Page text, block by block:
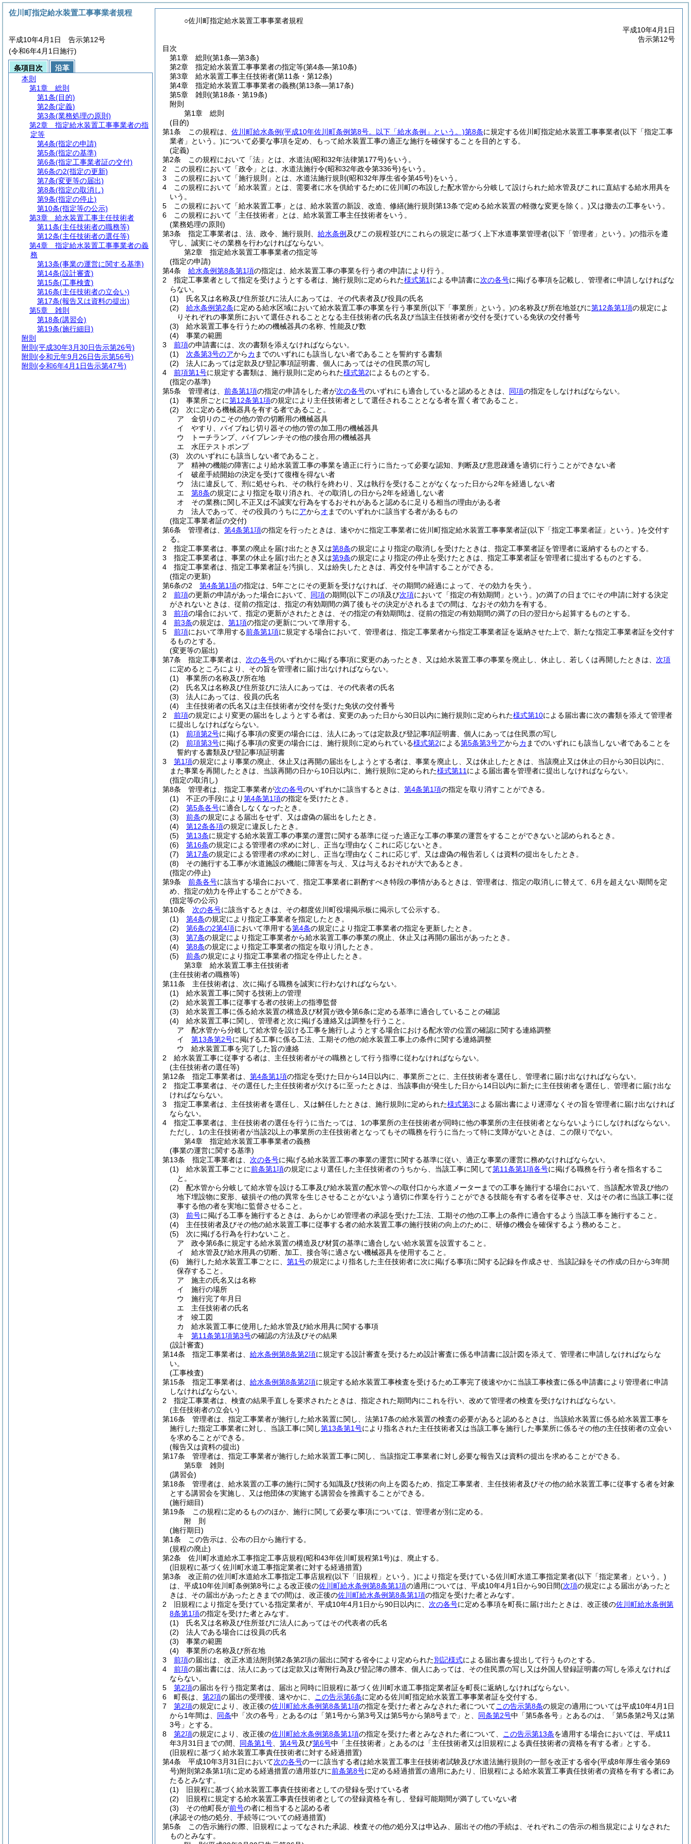
○佐川町指定給水装置工事事業者規程
平成10年4月1日
告示第12号
目次
第1章
総則 (第1条―第3条)
第2章
指定給水装置工事事業者の指定等(第4条―第10条)
第3章
給水装置工事主任技術者(第11条・第12条)
第4章
指定給水装置工事事業者の義務(第13条―第17条)
第5章
雑則 (第18条・第19条)
附則
第1章
総則
(目的)
第1条
この規程は、 佐川町給水条例(平成10年佐川町条例第8号。以下「給水条例」という。)第8条に規定する佐川町指定給水装置工事事業者(以下「指定工事
業者」という。)について必要な事項を定め、もって給水装置工事の適正な施行を確保することを目的とする。
(定義)
第2条
この規程において「法」とは、水道法(昭和32年法律第177号)をいう。
2
この規程において「政令」とは、水道法施行令(昭和32年政令第336号)をいう。
3
この規程において「施行規則」とは、水道法施行規則 (昭和32年厚生省令第45号)をいう。
4
この規程において「給水装置」とは、需要者に水を供給するために佐川町の布設した配水管から分岐して設けられた給水管及びこれに直結する給水用具を
いう。
5
この規程において「給水装置工事」とは、給水装置の新設、改造、修繕(施行規則第13条で定める給水装置の軽微な変更を除く。)又は撤去の工事をいう。
6
この規程において「主任技術者」とは、給水装置工事主任技術者をいう。
(業務処理の原則)
第3条
指定工事業者は、法、政令、施行規則、 給水条例 及びこの規程並びにこれらの規定に基づく上下水道事業管理者(以下「管理者」という。)の指示を遵
守し、誠実にその業務を行わなければならない。
第2章
指定給水装置工事事業者の指定等
(指定の申請)
第4条
給水条例第8条第1項の指定は、給水装置工事の事業を行う者の申請により行う。
2
指定工事業者として指定を受けようとする者は、施行規則に定められた様式第1 による申請書に次の各号に掲げる事項を記載し、管理者に申請しなければな
らない。
(1)
氏名又は名称及び住所並びに法人にあっては、その代表者及び役員の氏名
(2)
給水条例第2条に定める給水区域において給水装置工事の事業を行う事業所(以下「事業所」という。)の名称及び所在地並びに第12条第1項の規定によ
りそれぞれの事業所において選任されることとなる主任技術者の氏名及び当該主任技術者が交付を受けている免状の交付番号
(3)
給水装置工事を行うための機械器具の名称、性能及び数
(4)
事業の範囲
3
前項の申請書には、次の書類を添えなければならない。
(1)
次条第3号のアからカ までのいずれにも該当しない者であることを誓約する書類
(2)
法人にあっては定款及び登記事項証明書、個人にあってはその住民票の写し
4
前項第1号に規定する書類は、施行規則に定められた様式第2によるものとする。
(指定の基準)
第5条
管理者は、 前条第1項の指定の申請をした者が次の各号のいずれにも適合していると認めるときは、 同項の指定をしなければならない。
(1)
事業所ごとに第12条第1項の規定により主任技術者として選任されることとなる者を置く者であること。
(2)
次に定める機械器具を有する者であること。
ア
金切りのこその他の管の切断用の機械器具
イ
やすり、パイプねじ切り器その他の管の加工用の機械器具
ウ
トーチランプ、パイプレンチその他の接合用の機械器具
エ
水圧テストポンプ
(3)
次のいずれにも該当しない者であること。
ア
精神の機能の障害により給水装置工事の事業を適正に行うに当たって必要な認知、判断及び意思疎通を適切に行うことができない者
イ
破産手続開始の決定を受けて復権を得ない者
ウ
法に違反して、刑に処せられ、その執行を終わり、又は執行を受けることがなくなった日から2年を経過しない者
エ
第8条の規定により指定を取り消され、その取消しの日から2年を経過しない者
オ
その業務に関し不正又は不誠実な行為をするおそれがあると認めるに足りる相当の理由がある者
カ
法人であって、その役員のうちにアからオ までのいずれかに該当する者があるもの
(指定工事業者証の交付)
第6条
管理者は、 第4条第1項の指定を行ったときは、速やかに指定工事業者に佐川町指定給水装置工事事業者証(以下「指定工事業者証」という。)を交付す
る。
2
指定工事業者は、事業の廃止を届け出たとき又は第8条の規定により指定の取消しを受けたときは、指定工事業者証を管理者に返納するものとする。
3
指定工事業者は、事業の休止を届け出たとき又は第9条の規定により指定の停止を受けたときは、指定工事業者証を管理者に提出するものとする。
4
指定工事業者は、指定工事業者証を汚損し、又は紛失したときは、再交付を申請することができる。
(指定の更新)
第6条の2
第4条第1項の指定は、5年ごとにその更新を受けなければ、その期間の経過によって、その効力を失う。
2
前項の更新の申請があった場合において、 同項の期間(以下この項及び次項において「指定の有効期間」という。)の満了の日までにその申請に対する決定
がされないときは、従前の指定は、指定の有効期間の満了後もその決定がされるまでの間は、なおその効力を有する。
3
前項の場合において、指定の更新がされたときは、その指定の有効期間は、従前の指定の有効期間の満了の日の翌日から起算するものとする。
4
前3条の規定は、 第1項の指定の更新について準用する。
5
前項において準用する前条第1項に規定する場合において、管理者は、指定工事業者から指定工事業者証を返納させた上で、新たな指定工事業者証を交付す
るものとする。
(変更等の届出)
第7条
指定工事業者は、 次の各号のいずれかに掲げる事項に変更のあったとき、又は給水装置工事の事業を廃止し、休止し、若しくは再開したときは、 次項
に定めるところにより、その旨を管理者に届け出なければならない。
(1)
事業所の名称及び所在地
(2)
氏名又は名称及び住所並びに法人にあっては、その代表者の氏名
(3)
法人にあっては、役員の氏名
(4)
主任技術者の氏名又は主任技術者が交付を受けた免状の交付番号
2
前項の規定により変更の届出をしようとする者は、変更のあった日から30日以内に施行規則に定められた様式第10による届出書に次の書類を添えて管理者
に提出しなければならない。
(1)
前項第2号に掲げる事項の変更の場合には、法人にあっては定款及び登記事項証明書、個人にあっては住民票の写し
(2)
前項第3号に掲げる事項の変更の場合には、施行規則に定められている様式第2による第5条第3号アからカ までのいずれにも該当しない者であることを
誓約する書類及び登記事項証明書
3
第1項の規定により事業の廃止、休止又は再開の届出をしようとする者は、事業を廃止し、又は休止したときは、当該廃止又は休止の日から30日以内に、
また事業を再開したときは、当該再開の日から10日以内に、施行規則に定められた様式第11 による届出書を管理者に提出しなければならない。
(指定の取消し)
第8条
管理者は、指定工事業者が次の各号のいずれかに該当するときは、 第4条第1項の指定を取り消すことができる。
(1)
不正の手段により第4条第1項の指定を受けたとき。
(2)
第5条各号に適合しなくなったとき。
(3)
前条の規定による届出をせず、又は虚偽の届出をしたとき。
(4)
第12条各項の規定に違反したとき。
(5)
第13条に規定する給水装置工事の事業の運営に関する基準に従った適正な工事の事業の運営をすることができないと認められるとき。
(6)
第16条の規定による管理者の求めに対し、正当な理由なくこれに応じないとき。
(7)
第17条の規定による管理者の求めに対し、正当な理由なくこれに応じず、又は虚偽の報告若しくは資料の提出をしたとき。
(8)
その施行する工事が水道施設の機能に障害を与え、又は与えるおそれが大であるとき。
(指定の停止)
第9条
前条各号に該当する場合において、指定工事業者に斟酌すべき特段の事情があるときは、管理者は、指定の取消しに替えて、6月を超えない期間を定
め、指定の効力を停止することができる。
(指定等の公示)
第10条
次の各号に該当するときは、その都度佐川町役場掲示板に掲示して公示する。
(1)
第4条の規定により指定工事業者を指定したとき。
(2)
第6条の2第4項において準用する第4条の規定により指定工事業者の指定を更新したとき。
(3)
第7条の規定により指定工事業者から給水装置工事の事業の廃止、休止又は再開の届出があったとき。
(4)
第8条の規定により指定工事業者の指定を取り消したとき。
(5)
前条の規定により指定工事業者の指定を停止したとき。
第3章
給水装置工事主任技術者
(主任技術者の職務等)
第11条
主任技術者は、次に掲げる職務を誠実に行わなければならない。
(1)
給水装置工事に関する技術上の管理
(2)
給水装置工事に従事する者の技術上の指導監督
(3)
給水装置工事に係る給水装置の構造及び材質が政令第6条に定める基準に適合していることの確認
(4)
給水装置工事に関し、管理者と次に掲げる連絡又は調整を行うこと。
ア
配水管から分岐して給水管を設ける工事を施行しようとする場合における配水管の位置の確認に関する連絡調整
イ
第13条第2号に掲げる工事に係る工法、工期その他の給水装置工事上の条件に関する連絡調整
ウ
給水装置工事を完了した旨の連絡
2
給水装置工事に従事する者は、主任技術者がその職務として行う指導に従わなければならない。
(主任技術者の選任等)
第12条
指定工事業者は、 第4条第1項の指定を受けた日から14日以内に、事業所ごとに、主任技術者を選任し、管理者に届け出なければならない。
2
指定工事業者は、その選任した主任技術者が欠けるに至ったときは、当該事由が発生した日から14日以内に新たに主任技術者を選任し、管理者に届け出な
ければならない。
3
指定工事業者は、主任技術者を選任し、又は解任したときは、施行規則に定められた様式第3による届出書により遅滞なくその旨を管理者に届け出なければ
ならない。
4
指定工事業者は、主任技術者の選任を行うに当たっては、1の事業所の主任技術者が同時に他の事業所の主任技術者とならないようにしなければならない。
ただし、1の主任技術者が当該2以上の事業所の主任技術者となってもその職務を行うに当たって特に支障がないときは、この限りでない。
第4章
指定給水装置工事事業者の義務
(事業の運営に関する基準)
第13条
指定工事業者は、 次の各号に掲げる給水装置工事の事業の運営に関する基準に従い、適正な事業の運営に務めなければならない。
(1)
給水装置工事ごとに前条第1項の規定により選任した主任技術者のうちから、当該工事に関して第11条第1項各号に掲げる職務を行う者を指名するこ
と。
(2)
配水管から分岐して給水管を設ける工事及び給水装置の配水管への取付口から水道メーターまでの工事を施行する場合において、当該配水管及び他の
地下埋設物に変形、破損その他の異常を生じさせることがないよう適切に作業を行うことができる技能を有する者を従事させ、又はその者に当該工事に従
事する他の者を実地に監督させること。
(3)
前号に掲げる工事を施行するときは、あらかじめ管理者の承認を受けた工法、工期その他の工事上の条件に適合するよう当該工事を施行すること。
(4)
主任技術者及びその他の給水装置工事に従事する者の給水装置工事の施行技術の向上のために、研修の機会を確保するよう務めること。
(5)
次に掲げる行為を行わないこと。
ア
政令第6条に規定する給水装置の構造及び材質の基準に適合しない給水装置を設置すること。
イ
給水管及び給水用具の切断、加工、接合等に適さない機械器具を使用すること。
(6)
施行した給水装置工事ごとに、 第1号の規定により指名した主任技術者に次に掲げる事項に関する記録を作成させ、当該記録をその作成の日から3年間
保存すること。
ア
施主の氏名又は名称
イ
施行の場所
ウ
施行完了年月日
エ
主任技術者の氏名
オ
竣工図
カ
給水装置工事に使用した給水管及び給水用具に関する事項
キ
第11条第1項第3号の確認の方法及びその結果
(設計審査)
第14条
指定工事業者は、 給水条例第8条第2項に規定する設計審査を受けるため設計審査に係る申請書に設計図を添えて、管理者に申請しなければならな
い。
(工事検査)
第15条
指定工事業者は、 給水条例第8条第2項に規定する給水装置工事検査を受けるため工事完了後速やかに当該工事検査に係る申請書により管理者に申請
しなければならない。
2
指定工事業者は、検査の結果手直しを要求されたときは、指定された期間内にこれを行い、改めて管理者の検査を受けなければならない。
(主任技術者の立会い)
第16条
管理者は、指定工事業者が施行した給水装置に関し、法第17条の給水装置の検査の必要があると認めるときは、当該給水装置に係る給水装置工事を
施行した指定工事業者に対し、当該工事に関し第13条第1号により指名された主任技術者又は当該工事を施行した事業所に係るその他の主任技術者の立会い
を求めることができる。
(報告又は資料の提出)
第17条
管理者は、指定工事業者が施行した給水装置工事に関し、当該指定工事業者に対し必要な報告又は資料の提出を求めることができる。
第5章
雑則
(講習会)
第18条
管理者は、給水装置の工事の施行に関する知識及び技術の向上を図るため、指定工事業者、主任技術者及びその他の給水装置工事に従事する者を対象
とする講習会を実施し、又は他団体の実施する講習会を推薦することができる。
(施行細目)
第19条
この規程に定めるもののほか、施行に関して必要な事項については、管理者が別に定める。
附 則
(施行期日)
第1条
この告示は、公布の日から施行する。
(規程の廃止)
第2条
佐川町水道給水工事指定工事店規程(昭和43年佐川町規程第1号)は、廃止する。
(旧規程に基づく佐川町水道工事指定業者に対する経過措置)
第3条
改正前の佐川町水道給水工事指定工事店規程(以下「旧規程」という。)により指定を受けている佐川町水道工事指定業者(以下「指定業者」という。)
は、平成10年佐川町条例第8号による改正後の佐川町給水条例第8条第1項の適用については、平成10年4月1日から90日間(次項の規定による届出があったと
きは、その届出があったときまでの間)は、改正後の佐川町給水条例第8条第1項の指定を受けた者とみなす。
2
旧規程により指定を受けている指定業者が、平成10年4月1日から90日以内に、 次の各号に定める事項を町長に届け出たときは、改正後の佐川町給水条例第
8条第1項の指定を受けた者とみなす。
(1)
氏名又は名称及び住所並びに法人にあってはその代表者の氏名
(2)
法人である場合には役員の氏名
(3)
事業の範囲
(4)
事業所の名称及び所在地
3
前項の届出は、改正水道法附則第2条第2項の届出に関する省令により定められた別記様式による届出書を提出して行うものとする。
4
前項の届出書には、法人にあっては定款又は寄附行為及び登記簿の謄本、個人にあっては、その住民票の写し又は外国人登録証明書の写しを添えなければ
ならない。
5
第2項の届出を行う指定業者は、届出と同時に旧規程に基づく佐川町水道工事指定業者証を町長に返納しなければならない。
6
町長は、 第2項の届出の受理後、速やかに、 この告示第6条に定める佐川町指定給水装置工事事業者証を交付する。
7
第2項の規定により、改正後の佐川町給水条例第8条第1項の指定を受けた者とみなされた者についてこの告示第8条の規定の適用については平成10年4月1日
から1年間は、 同条中「次の各号」とあるのは「第1号から第3号又は第5号から第8号まで」と、 同条第2号中「第5条各号」とあるのは、「第5条第2号又は第
3号」とする。
8
第2項の規定により、改正後の佐川町給水条例第8条第1項の指定を受けた者とみなされた者について、 この告示第13条を適用する場合においては、平成11
年3月31日までの間、 同条第1号 第4号及び第6号中「主任技術者」とあるのは「主任技術者又は旧規程による責任技術者の資格を有する者」とする。
(旧規程に基づく給水装置工事責任技術者に対する経過措置)
第4条
平成10年3月31日において次の各号の一に該当する者は給水装置工事主任技術者試験及び水道法施行規則の一部を改正する省令(平成8年厚生省令第69
号)附則第2条第1項に定める経過措置の適用並びに前条第8号に定める経過措置の適用にあたり、旧規程による給水装置工事責任技術者の資格を有する者にあ
たるとみなす。
(1)
旧規程に基づく給水装置工事責任技術者としての登録を受けている者
(2)
旧規程に規定する給水装置工事責任技術者としての登録資格を有し、登録可能期間が満了していない者
(3)
その他町長が前号の者に相当すると認める者
(承認その他の処分、手続等についての経過措置)
第5条
この告示施行の際、旧規程によってなされた承認、検査その他の処分又は申込み、届出その他の手続は、それぞれこの告示の相当規定によりなされた
ものとみなす。
佐川町指定給水装置工事事業者規程
平成10年4月1日 告示第12号
(令和6年4月1日施行)
条項目次
沿革
本則
第1章
総則
第1条(目的)
第2条(定義)
第3条(業務処理の原則)
第2章
指定給水装置工事事業者の指
定等
第4条(指定の申請)
第5条(指定の基準)
第6条(指定工事業者証の交付)
第6条の2(指定の更新)
第7条(変更等の届出)
第8条(指定の取消し)
第9条(指定の停止)
第10条(指定等の公示)
第3章
給水装置工事主任技術者
第11条(主任技術者の職務等)
第12条(主任技術者の選任等)
第4章
指定給水装置工事事業者の義
務
第13条(事業の運営に関する基準)
第14条(設計審査)
第15条(工事検査)
第16条(主任技術者の立会い)
第17条(報告又は資料の提出)
第5章
雑則
第18条(講習会)
第19条(施行細目)
附則
附則 (平成30年3月30日告示第26号)
附則 (令和元年9月26日告示第56号)
附則 (令和6年4月1日告示第47号)